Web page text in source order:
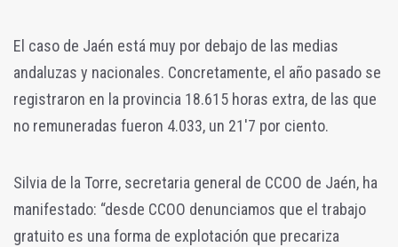
El caso de Jaén está muy por debajo de las medias
andaluzas y nacionales. Concretamente, el año pasado se
registraron en la provincia 18.615 horas extra, de las que
no remuneradas fueron 4.033, un 21'7 por ciento.
Silvia de la Torre, secretaria general de CCOO de Jaén, ha
manifestado: “desde CCOO denunciamos que el trabajo
gratuito es una forma de explotación que precariza